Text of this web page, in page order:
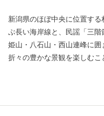
新潟県のほぼ中央に位置す
ぶ長い海岸線と、民謡「三
姫山・八石山・西山連峰に
折々の豊かな景観を楽しむこ
「綾子舞」など、歴史や文